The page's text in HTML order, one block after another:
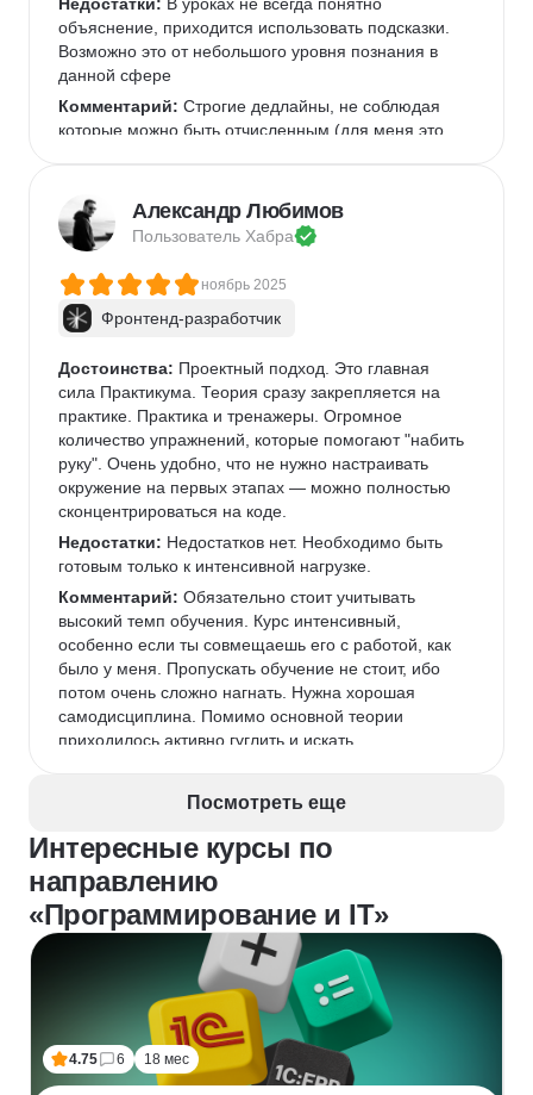
объяснение, приходится использовать подсказки.
Возможно это от небольшого уровня познания в
данной сфере
Комментарий: Строгие дедлайны, не соблюдая
которые можно быть отчисленным (для меня это
иначе должного результата не будет.
Александр Любимов
Пользователь Хабра
ноябрь 2025
Фронтенд-разработчик
Достоинства: Проектный подход. Это главная
сила Практикума. Теория сразу закрепляется на
практике. Практика и тренажеры. Огромное
количество упражнений, которые помогают "набить
руку". Очень удобно, что не нужно настраивать
окружение на первых этапах — можно полностью
сконцентрироваться на коде.
Недостатки: Недостатков нет. Необходимо быть
готовым только к интенсивной нагрузке.
Комментарий: Обязательно стоит учитывать
высокий темп обучения. Курс интенсивный,
особенно если ты совмещаешь его с работой, как
было у меня. Пропускать обучение не стоит, ибо
потом очень сложно нагнать. Нужна хорошая
самодисциплина. Помимо основной теории
приходилось активно гуглить и искать
навык самостоятельного поиска.
Посмотреть еще
Интересные курсы по
направлению
«Программирование и IT»
4.75 6 18 мес